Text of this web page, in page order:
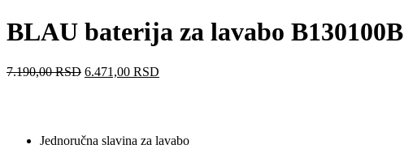
BLAU baterija za lavabo B130100B
7.190,00RSD 6.471,00 RSD
Jednoručna slavina za lavabo